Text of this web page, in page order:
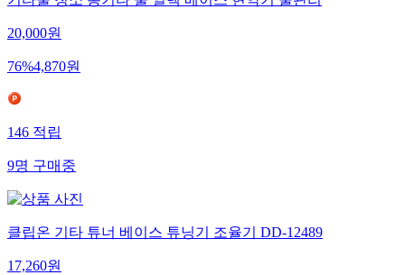
20,000원
76%4,870원
146 적립
9명 구매중
클립온 기타 튜너 베이스 튜닝기 조율기 DD-12489
17,260원